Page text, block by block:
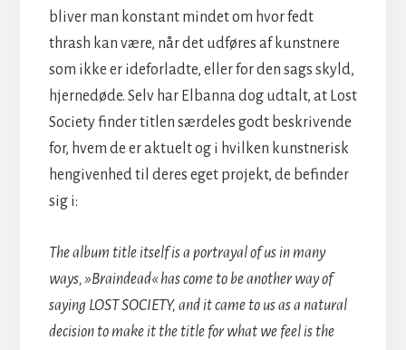
bliver man konstant mindet om hvor fedt
thrash kan være, når det udføres af kunstnere
som ikke er ideforladte, eller for den sags skyld,
hjernedøde. Selv har Elbanna dog udtalt, at Lost
Society finder titlen særdeles godt beskrivende
for, hvem de er aktuelt og i hvilken kunstnerisk
hengivenhed til deres eget projekt, de befinder
sig i:
The album title itself is a portrayal of us in many
ways, »Braindead« has come to be another way of
saying LOST SOCIETY, and it came to us as a natural
decision to make it the title for what we feel is the